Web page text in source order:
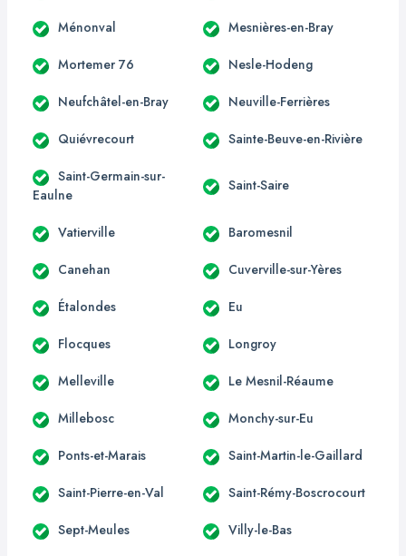
Ménonval Mesnières-en-Bray
Mortemer 76 Nesle-Hodeng
Neufchâtel-en-Bray Neuville-Ferrières
Quiévrecourt Sainte-Beuve-en-Rivière
Saint-Germain-sur-
Eaulne
Saint-Saire
Vatierville Baromesnil
Canehan Cuverville-sur-Yères
Étalondes Eu
Flocques Longroy
Melleville Le Mesnil-Réaume
Millebosc Monchy-sur-Eu
Ponts-et-Marais Saint-Martin-le-Gaillard
Saint-Pierre-en-Val Saint-Rémy-Boscrocourt
Sept-Meules Villy-le-Bas